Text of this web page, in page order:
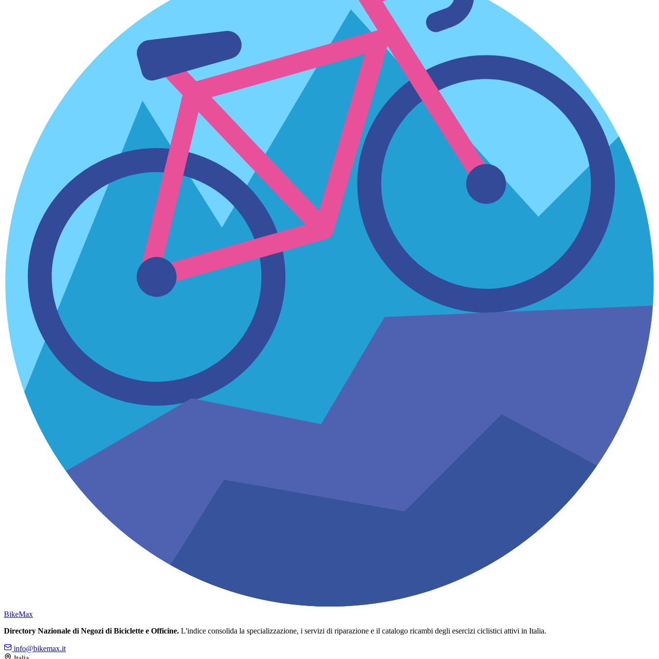
BikeMax
Directory Nazionale di Negozi di Biciclette e Officine. L'indice consolida la specializzazione, i servizi di riparazione e il catalogo ricambi degli esercizi ciclistici attivi in Italia.
info@bikemax.it